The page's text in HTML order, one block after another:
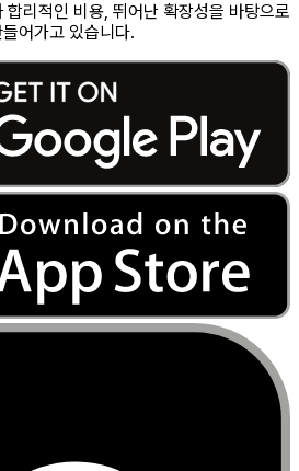
리적인 비용, 뛰어난 확장성을 바탕으로
어가고 있습니다.